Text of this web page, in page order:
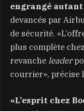
engrangé autant
devancés par
de sécurité.
plus complète
revancheleader
courrier», précise
«L’esprit chez